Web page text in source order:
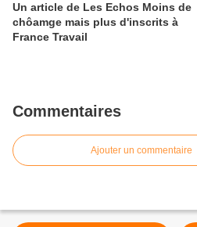
Un article de Les Echos Moins de
chôamge mais plus d'inscrits à
France Travail
Commentaires
Ajouter un commentaire